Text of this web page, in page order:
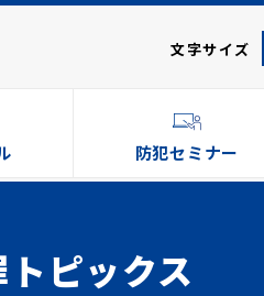
文字サイズ
防犯セミナー
ピックス